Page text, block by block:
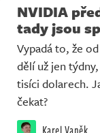
NVIDIA
tady jsou
Vypadá to, že
dělí už jen
tisíci dolarech.
čekat?